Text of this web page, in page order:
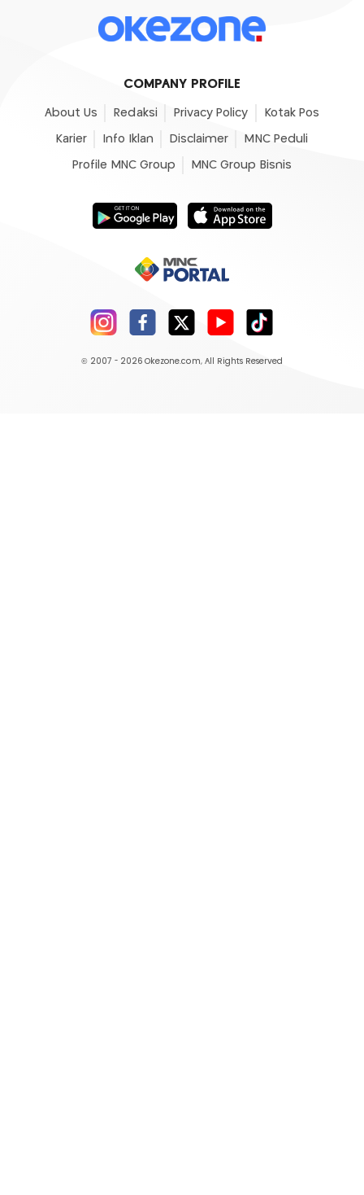
COMPANY PROFILE
About Us Redaksi Privacy Policy Kotak Pos
Karier Info Iklan Disclaimer MNC Peduli
Profile MNC Group MNC Group Bisnis
© 2007 - 2026 Okezone.com, All Rights Reserved